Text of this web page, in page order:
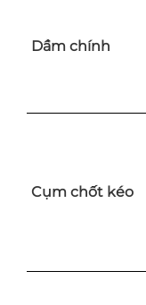
Dầm chính
Cụm chốt kéo